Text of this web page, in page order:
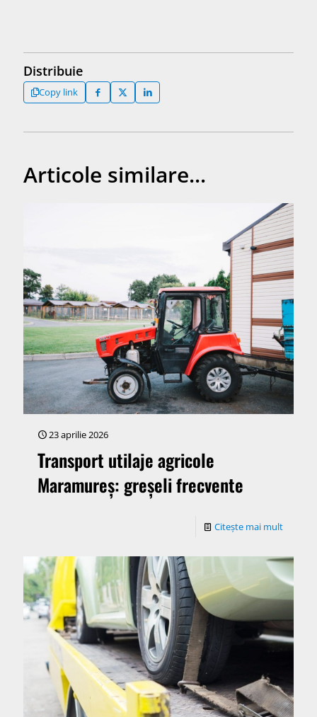
Distribuie
Copy link
Articole similare...
23 aprilie 2026
Transport utilaje agricole
Maramureș: greșeli frecvente
Citește mai mult